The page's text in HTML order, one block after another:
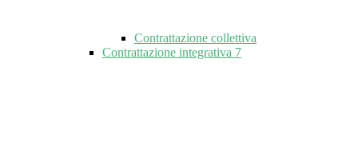
Contrattazione collettiva
Contrattazione integrativa 7